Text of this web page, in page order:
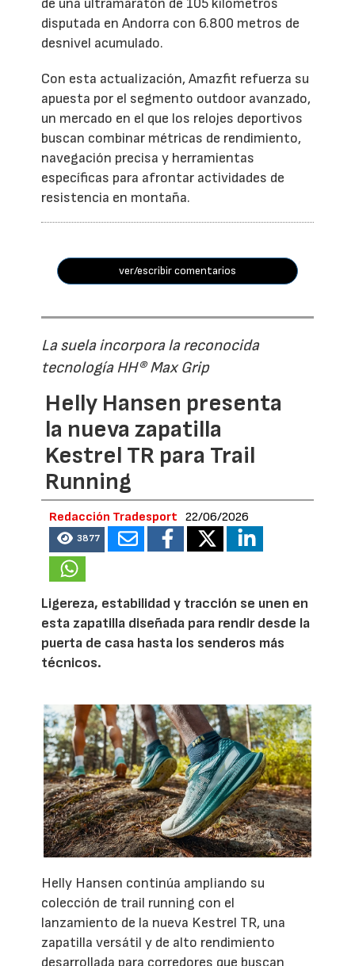
de una ultramaratón de 105 kilómetros
disputada en Andorra con 6.800 metros de
desnivel acumulado.
Con esta actualización, Amazfit refuerza su
apuesta por el segmento outdoor avanzado,
un mercado en el que los relojes deportivos
buscan combinar métricas de rendimiento,
navegación precisa y herramientas
específicas para afrontar actividades de
resistencia en montaña.
ver/escribir comentarios
La suela incorpora la reconocida
tecnología HH® Max Grip
Helly Hansen presenta
la nueva zapatilla
Kestrel TR para Trail
Running
Redacción Tradesport 22/06/2026
3877
Ligereza, estabilidad y tracción se unen en
esta zapatilla diseñada para rendir desde la
puerta de casa hasta los senderos más
técnicos.
Helly Hansen continúa ampliando su
colección de trail running con el
lanzamiento de la nueva Kestrel TR, una
zapatilla versátil y de alto rendimiento
desarrollada para corredores que buscan